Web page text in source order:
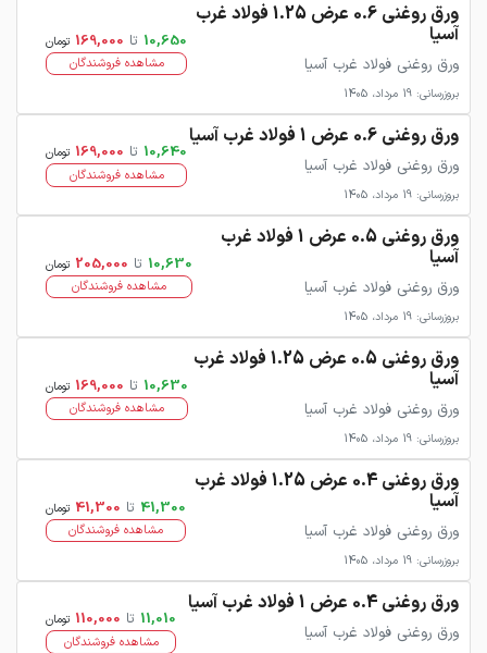
ورق روغنی 0.6 عرض 1.25 فولاد غرب
آسیا
ورق روغنی فولاد غرب آسیا
بروزرسانی: 19 مرداد، 1405
10,650 تا 169,000 تومان
مشاهده فروشندگان
ورق روغنی 0.6 عرض 1 فولاد غرب آسیا
ورق روغنی فولاد غرب آسیا
بروزرسانی: 19 مرداد، 1405
10,640 تا 169,000 تومان
مشاهده فروشندگان
ورق روغنی 0.5 عرض 1 فولاد غرب
آسیا
ورق روغنی فولاد غرب آسیا
بروزرسانی: 19 مرداد، 1405
10,630 تا 205,000 تومان
مشاهده فروشندگان
ورق روغنی 0.5 عرض 1.25 فولاد غرب
آسیا
ورق روغنی فولاد غرب آسیا
بروزرسانی: 19 مرداد، 1405
10,630 تا 169,000 تومان
مشاهده فروشندگان
ورق روغنی 0.4 عرض 1.25 فولاد غرب
آسیا
ورق روغنی فولاد غرب آسیا
بروزرسانی: 19 مرداد، 1405
41,300 تا 41,300 تومان
مشاهده فروشندگان
ورق روغنی 0.4 عرض 1 فولاد غرب آسیا
ورق روغنی فولاد غرب آسیا
11,010 تا 110,000 تومان
مشاهده فروشندگان